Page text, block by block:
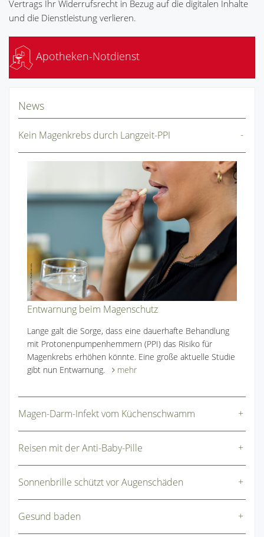
Vertrags Ihr Widerrufsrecht in Bezug auf die digitalen Inhalte
und die Dienstleistung verlieren.
Apotheken-Notdienst
News
Kein Magenkrebs durch Langzeit-PPI
Entwarnung beim Magenschutz
Lange galt die Sorge, dass eine dauerhafte Behandlung
mit Protonenpumpenhemmern (PPI) das Risiko für
Magenkrebs erhöhen könnte. Eine große aktuelle Studie
gibt nun Entwarnung.
mehr
Magen-Darm-Infekt vom Küchenschwamm
Reisen mit der Anti-Baby-Pille
Sonnenbrille schützt vor Augenschäden
Gesund baden